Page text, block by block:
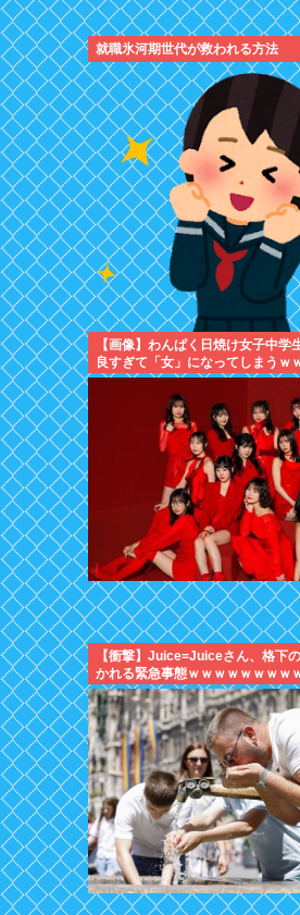
就職氷河期世代が救われる方法
【画像】わんぱく日焼け女子中学
良すぎて「女」になってしまうｗ
【衝撃】Juice=Juiceさん、格下
かれる緊急事態ｗｗｗｗｗｗｗｗ